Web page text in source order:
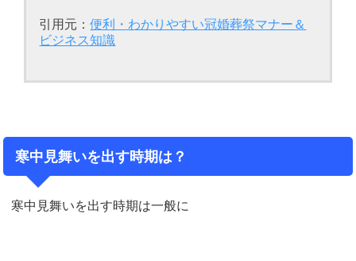
引用元：便利・わかりやすい冠婚葬祭マナー＆
ビジネス知識
寒中見舞いを出す時期は？
寒中見舞いを出す時期は一般に